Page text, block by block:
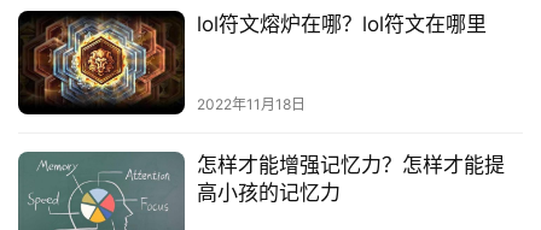
lol符文熔炉在哪？lol符文在哪里
2022年11月18日
怎样才能增强记忆力？怎样才能提
高小孩的记忆力